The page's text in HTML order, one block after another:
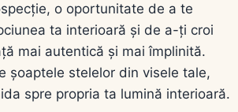
o oportunitate de a te
ta interioară și de a-ți croi
mai autentică și mai împlinită.
șoaptele stelelor din visele tale,
spre propria ta lumină interioară.